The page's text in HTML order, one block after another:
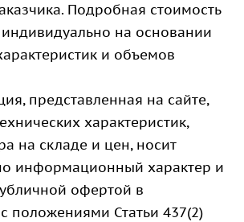
Подробная стоимость
на основании
и объемов
представленная на сайте,
характеристик,
на складе и цен, носит
информационный характер и
офертой в
положениями Статьи 437(2)